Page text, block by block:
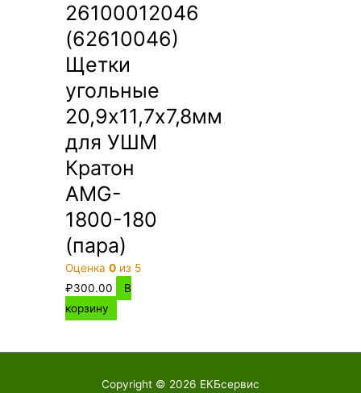
26100012046
(62610046)
Щетки
угольные
20,9х11,7х7,8мм
для УШМ
Кратон
AMG-
1800-180
(пара)
Оценка0 из 5
₽300.00
В
корзину
Copyright © 2026 ЕКБсервис